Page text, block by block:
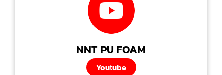
NNT PU FOAM
Youtube